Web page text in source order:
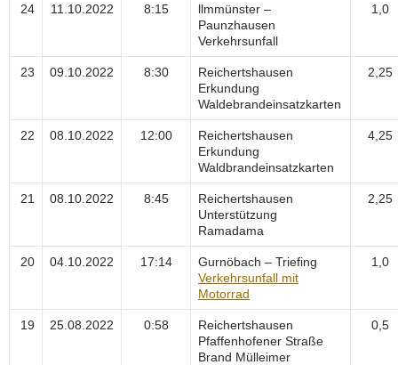
24 11.10.2022 8:15
llmmünster –
Paunzhausen
Verkehrsunfall
1,0
23 09.10.2022 8:30
Reichertshausen
Erkundung
Waldebrandeinsatzkarten
2,25
22 08.10.2022 12:00
Reichertshausen
Erkundung
Waldbrandeinsatzkarten
4,25
21 08.10.2022 8:45
Reichertshausen
Unterstützung
Ramadama
2,25
20 04.10.2022 17:14
Gurnöbach – Triefing
Verkehrsunfall mit
Motorrad
1,0
19 25.08.2022 0:58
Reichertshausen
Pfaffenhofener Straße
Brand Mülleimer
0,5